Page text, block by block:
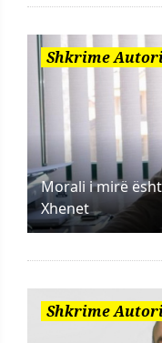
Shkrime
Morali i mirë
Xhenet
Shkrime